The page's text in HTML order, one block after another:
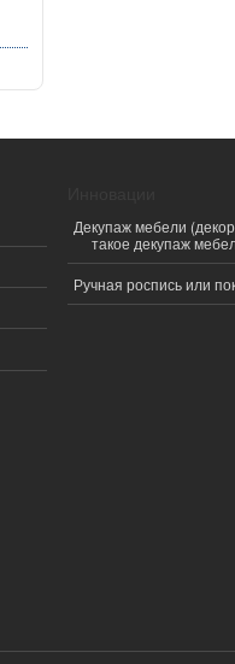
Декупаж мебели
такое декупаж
Ручная роспись или